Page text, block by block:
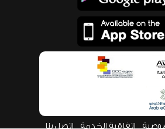
اتفاقية الخدمة اتصل بنا